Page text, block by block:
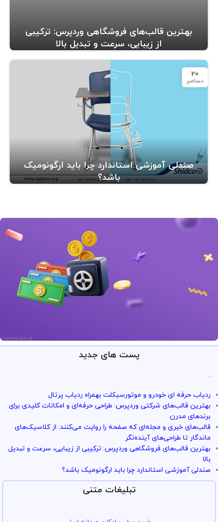
بهترین قالب‌های فروشگاهی وردپرس: ترکیبی
از زیبایی، سرعت و تبدیل بالا
20
دسامبر
صندلی آموزشی استاندارد چرا باید ارگونومیک
باشد؟
با خیال راحت میتونی از خدمات و سرویس ها استفاده کنی
پست های جدید
.
ردیاب حرفه ای خودرو و موتورسیکلت بهمراه ردیاب پرتال
بهترین قالب‌های شرکتی وردپرس: طراحی حرفه‌ای و امکانات کلیدی برای
برندهای مدرن
قالب‌های خبری و مجله‌ای که صفحه را روایت می‌کنند: از کلاسیک‌های
ماندگار تا طراحی‌های آینده‌نگر
بهترین قالب‌های فروشگاهی وردپرس: ترکیبی از زیبایی، سرعت و تبدیل
بالا
صندلی آموزشی استاندارد چرا باید ارگونومیک باشد؟
تبلیغات متنی